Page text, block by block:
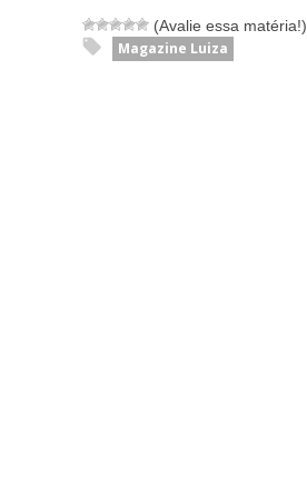
(Avalie essa matéria!)
Magazine Luiza